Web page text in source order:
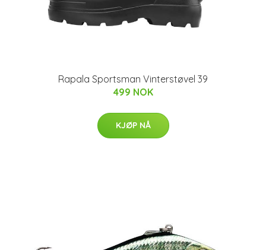
Rapala Sportsman Vinterstøvel 39
499 NOK
KJØP NÅ